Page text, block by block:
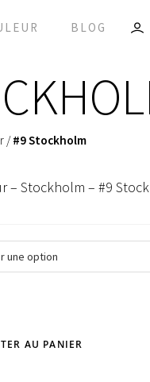
BLOG
/#9 Stockholm
– Stockholm – #9
AU PANIER